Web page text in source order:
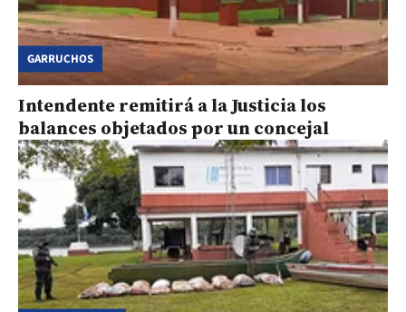
GARRUCHOS
Intendente remitirá a la Justicia los
balances objetados por un concejal